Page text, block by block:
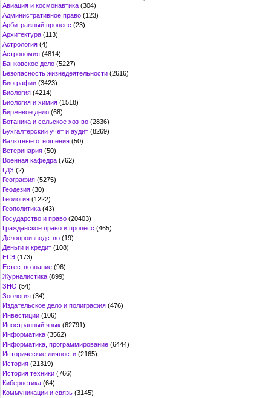
Авиация и космонавтика (304)
Административное право (123)
Арбитражный процесс (23)
Архитектура (113)
Астрология (4)
Астрономия (4814)
Банковское дело (5227)
Безопасность жизнедеятельности (2616)
Биографии (3423)
Биология (4214)
Биология и химия (1518)
Биржевое дело (68)
Ботаника и сельское хоз-во (2836)
Бухгалтерский учет и аудит (8269)
Валютные отношения (50)
Ветеринария (50)
Военная кафедра (762)
ГДЗ (2)
География (5275)
Геодезия (30)
Геология (1222)
Геополитика (43)
Государство и право (20403)
Гражданское право и процесс (465)
Делопроизводство (19)
Деньги и кредит (108)
ЕГЭ (173)
Естествознание (96)
Журналистика (899)
ЗНО (54)
Зоология (34)
Издательское дело и полиграфия (476)
Инвестиции (106)
Иностранный язык (62791)
Информатика (3562)
Информатика, программирование (6444)
Исторические личности (2165)
История (21319)
История техники (766)
Кибернетика (64)
Коммуникации и связь (3145)